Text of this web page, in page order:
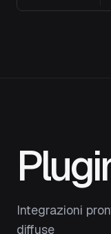
Integrazioni
diffuse